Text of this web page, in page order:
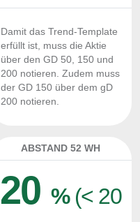
Damit das Trend-Template
erfüllt ist, muss die Aktie
über den GD 50, 150 und
200 notieren. Zudem muss
der GD 150 über dem gD
200 notieren.
ABSTAND 52 WH
20% (< 20